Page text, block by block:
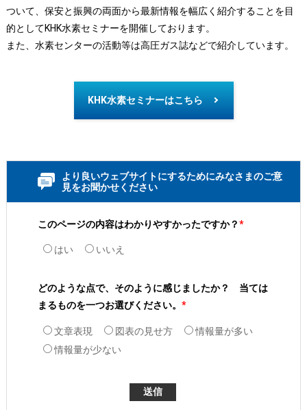
ついて、保安と振興の両面から最新情報を幅広く紹介することを目
的としてKHK水素セミナーを開催しております。
また、水素センターの活動等は高圧ガス誌などで紹介しています。
KHK水素セミナーはこちら
より良いウェブサイトにするためにみなさまのご意
見をお聞かせください
このページの内容はわかりやすかったですか？*
はい いいえ
どのような点で、そのように感じましたか？ 当ては
まるものを一つお選びください。 *
文章表現 図表の見せ方
情報量が多い
情報量が少ない